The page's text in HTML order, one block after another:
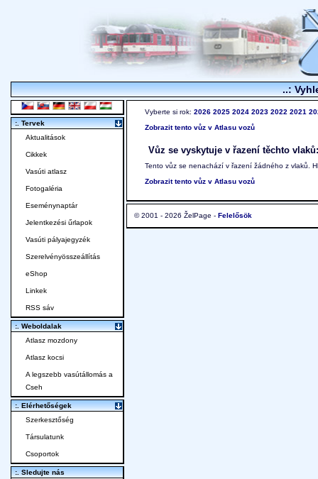
..:
Vyberte si rok: 2026 2025 2024 2023 2022 2021
Zobrazit tento vůz v Atlasu vozů
Vůz se vyskytuje v řazení těchto vlaků:
Tento vůz se nenachází v řazení žádného z vlaků.
Zobrazit tento vůz v Atlasu vozů
© 2001 - 2026 ŽelPage - Felelősök
:. Tervek
Aktualitások
Cikkek
Vasúti atlasz
Fotogaléria
Eseménynaptár
Jelentkezési űrlapok
Vasúti pályajegyzék
Szerelvényösszeállítás
eShop
Linkek
RSS sáv
:. Weboldalak
Atlasz mozdony
Atlasz kocsi
A legszebb vasútállomás a
Cseh
:. Elérhetőségek
Szerkesztőség
Társulatunk
Csoportok
:. Sledujte nás